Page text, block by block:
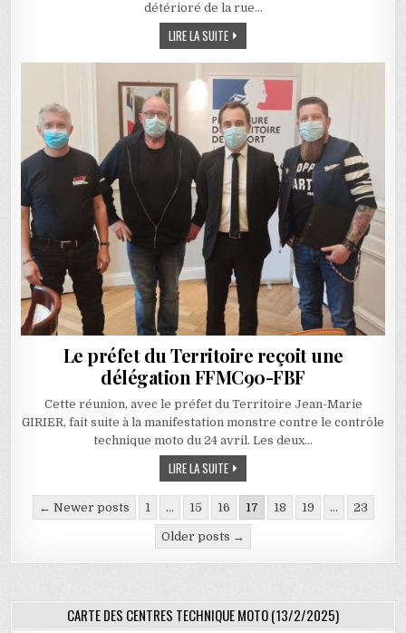
détérioré de la rue…
LIRE LA SUITELA MAIRIE DE DANJOUTIN ENLÈVE LES
Le préfet du Territoire reçoit une
délégation FFMC90-FBF
Cette réunion, avec le préfet du Territoire Jean-Marie
GIRIER, fait suite à la manifestation monstre contre le contrôle
technique moto du 24 avril. Les deux…
LIRE LA SUITELE PRÉFET DU TERRITOIRE REÇOIT UNE
Pagination des publications
← Newer posts 1 … 15 16 17 18 19 … 23
Older posts →
CARTE DES CENTRES TECHNIQUE MOTO (13/2/2025)